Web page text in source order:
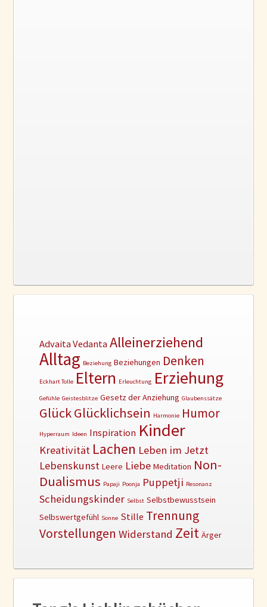
Advaita Vedanta Alleinerziehend
Alltag Beziehung Beziehungen Denken
Eckhart Tolle Eltern Erleuchtung Erziehung
Gefühle Geistesblitze Gesetz der Anziehung Glaubenssätze
GlückGlücklichsein Harmonie Humor
Hyperraum Ideen Inspiration Kinder
Kreativität Lachen Leben im Jetzt
Lebenskunst Leere Liebe Meditation Non-
Dualismus Papaji Poonja Puppetji Resonanz
Scheidungskinder Selbst Selbstbewusstsein
Selbswertgefühl Sonne Stille Trennung
Vorstellungen Widerstand Zeit Ärger